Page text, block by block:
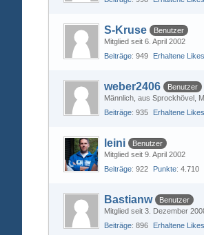
S-Kruse
Benutzer
Mitglied seit 6. April 2002
Beiträge 949 Erhaltene Likes
weber2406
Benutzer
Männlich aus Sprockhövel
Beiträge 935 Erhaltene Likes
leini
Benutzer
Mitglied seit 9. April 2002
Beiträge 922 Punkte 4.710
Bastianw
Benutzer
Mitglied seit 3. Dezember
Beiträge 896 Erhaltene Likes